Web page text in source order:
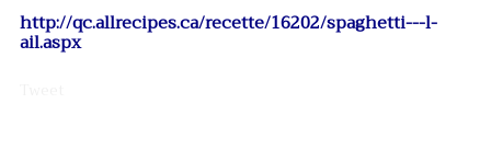
http://qc.allrecipes.ca/recette/16202/spaghetti---l-
ail.aspx